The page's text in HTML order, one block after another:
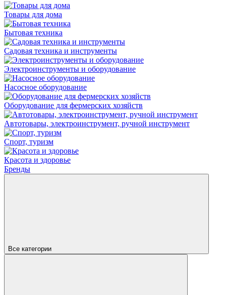
Товары для дома
Бытовая техника
Садовая техника и инструменты
Электроинструменты и оборудование
Насосное оборудование
Оборудование для фермерских хозяйств
Автотовары, электроинструмент, ручной инструмент
Спорт, туризм
Красота и здоровье
Бренды
Все категории